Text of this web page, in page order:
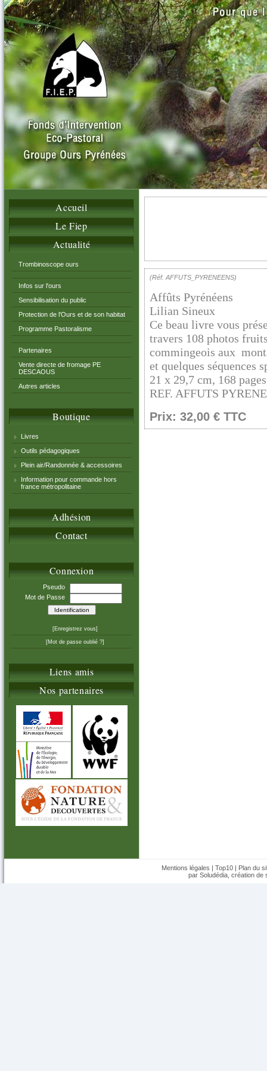
Accueil
Le Fiep
Actualité
Trombinoscope ours
Infos sur l'ours
Sensibilisation du public
Protection de l'Ours et de son habitat
Programme Pastoralisme
Partenaires
Vente directe de fromage PE
DESCAOUS
Autres articles
Boutique
Livres
Outils pédagogiques
Plein air/Randonnée & accessoires
Information pour commande hors
france métropolitaine
Adhésion
Contact
Connexion
Pseudo
Mot de Passe
[Enregistrez vous]
[Mot de passe oublié ?]
Liens amis
Nos partenaires
(Réf. AFFUTS_PYRENEENS)
Affûts Pyrénéens
Lilian Sineux
Ce beau livre vous
travers 108 photos
commingeois aux
et quelques séquences
21 x 29,7 cm, 168
REF. AFFUTS
Prix: 32,00 € TTC
Mentions légales | Top10 | Plan du
par Soludédia, création de